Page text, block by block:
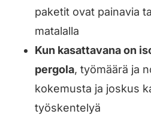
paketit ovat painavia
matalalla
Kun kasattavana on
pergola, työmäärä ja
kokemusta ja joskus
työskentelyä